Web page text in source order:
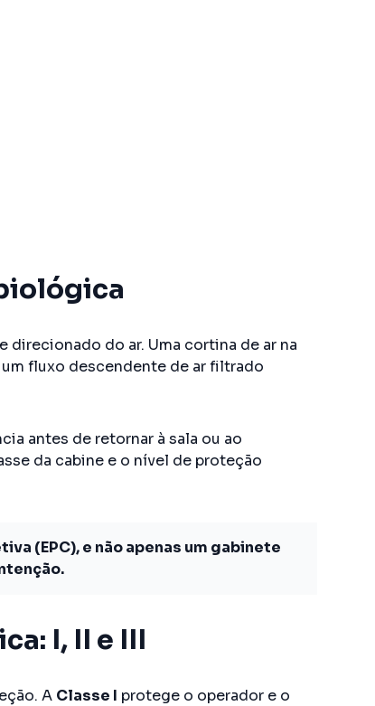
direcionado do ar. Uma cortina de ar na
fluxo descendente de ar filtrado
antes de retornar à sala ou ao
da cabine e o nível de proteção
(EPC), e não apenas um gabinete
I, II e III
A Classe I protege o operador e o